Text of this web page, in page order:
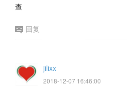
查
回复
jilixx
2018-12-07 16:46:00